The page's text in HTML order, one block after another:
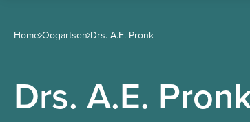
HomeOogartsen Drs. A.E. Pronk
Drs. A.E.